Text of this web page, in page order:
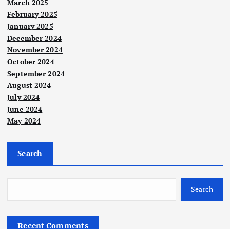
March 2025
February 2025
January 2025
December 2024
November 2024
October 2024
September 2024
August 2024
July 2024
June 2024
May 2024
Search
Search
Recent Comments
Neg
ara
Ara
b
ban
yak
han
cur
ker
ekst
rem
is,
aysi
a
PM
X
aya
leta
Dua
penj
yah
puji
tind
aka
n